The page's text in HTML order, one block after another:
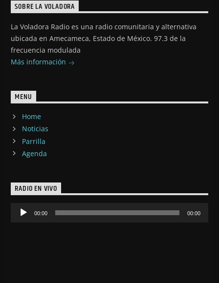
SOBRE LA VOLADORA
La Voladora Radio es una radio comunitaria y alternativa
ubicada en Amecameca, Estado de México. 97.3 de la
frecuencia modulada
Más información
MENU
Home
Noticias
Parrilla
Agenda
RADIO EN VIVO
Reproductor
00:00 00:00